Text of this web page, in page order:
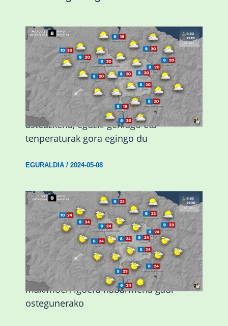
Eguraldiak hobera egingo du gaur,
asteazkena, eguzki gehiago eta
tenperaturak gora egingo du
EGURALDIA/ 2024-05-08
Giro eguzkitsua eta tenperatura
maximoen igoera nabarmena gaur
ostegunerako